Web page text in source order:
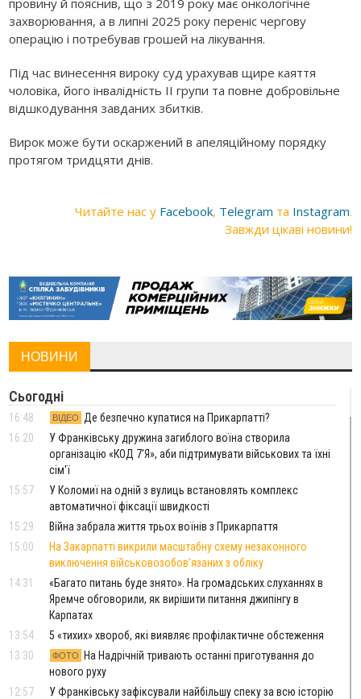
провину й пояснив, що з 2019 року має онкологічне
захворювання, а в липні 2025 року переніс чергову
операцію і потребував грошей на лікування.
Під час винесення вироку суд урахував щире каяття
чоловіка, його інвалідність II групи та повне добровільне
відшкодування завданих збитків.
Вирок може бути оскаржений в апеляційному порядку
протягом тридцяти днів.
Читайте нас у Facebook, Telegram та Instagram.
Завжди цікаві новини!
НОВИНИ
Сьогодні
16:48 ВІДЕО
Де безпечно купатися на Прикарпатті?
16:20
У Франківську дружина загиблого воїна створила
організацію «КОД 7'Я», аби підтримувати військових та їхні
сім'ї
15:57
У Коломиї на одній з вулиць встановлять комплекс
автоматичної фіксації швидкості
15:29
Війна забрала життя трьох воїнів з Прикарпаття
15:00
На Закарпатті викрили масштабну схему незаконного
виключення військовозобов’язаних з обліку
14:31
«Багато питань буде знято». На громадських слуханнях в
Яремче обговорили, як вирішити питання джипінгу в
Карпатах
13:54
5 «тихих» хвороб, які виявляє профілактичне обстеження
13:30
ФОТО
На Надрічній тривають останні приготування до
нового руху
12:57
У Франківську зафіксували найбільшу спеку за всю історію